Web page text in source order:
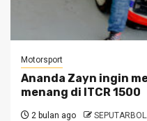
Motorsport
Ananda Zayn ingin
menang di ITCR 1500
2 bulan ago